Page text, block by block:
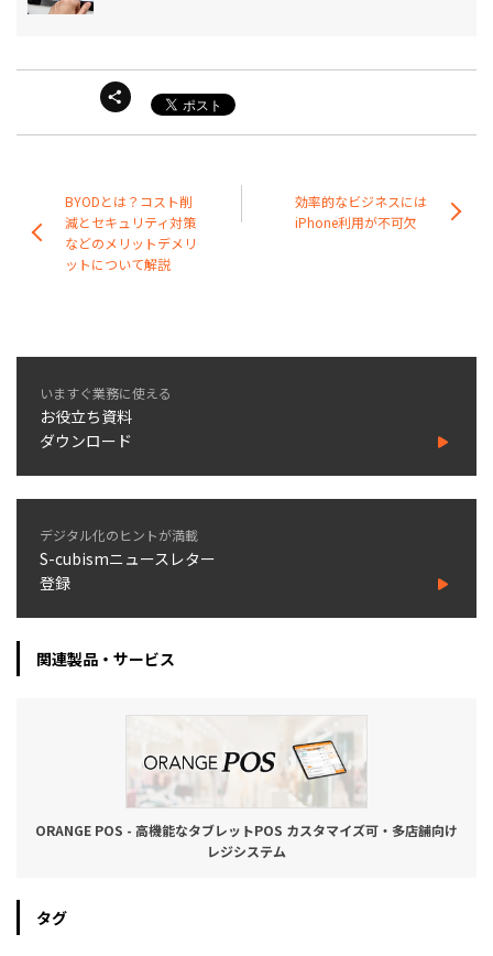
BYODとは？コスト削
減とセキュリティ対策
などのメリットデメリ
ットについて解説
効率的なビジネスには
iPhone利用が不可欠
いますぐ業務に使える
お役立ち資料
ダウンロード
デジタル化のヒントが満載
S-cubismニュースレター
登録
関連製品・サービス
ORANGE POS - 高機能なタブレットPOS カスタマイズ可・多店舗向け
レジシステム
タグ